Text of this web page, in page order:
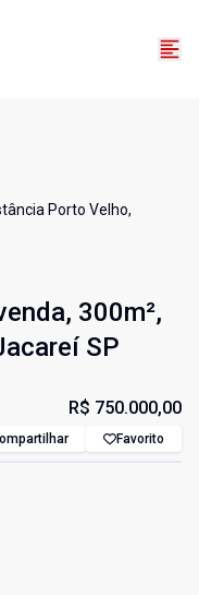
Porto Velho,
300m²,
SP
R$ 750.000,00
Favorito